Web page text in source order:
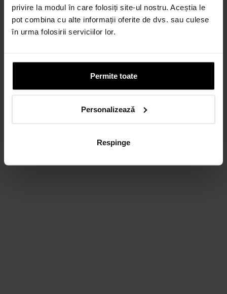
privire la modul în care folosiți site-ul nostru. Aceștia le
pot combina cu alte informații oferite de dvs. sau culese
în urma folosirii serviciilor lor.
Permite toate
Personalizează
Respinge
CARD AVANTAJ
Până la 24 de rate fără dobândă.
Obține un card
Discută cu un consultant